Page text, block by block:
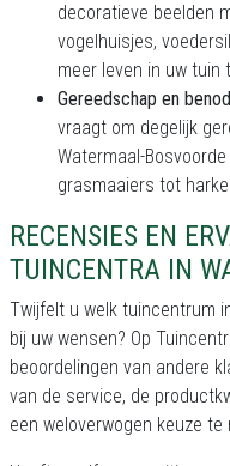
decoratieve beelden
vogelhuisjes,
meer leven in uw tuin
Gereedschap en
vraagt om degelijk
Watermaal-
grasmaaiers tot
RECENSIES EN
TUINCENTRA IN
Twijfelt u welk tuincentrum
bij uw wensen? Op
beoordelingen van andere
van de service, de
een weloverwogen keuze te